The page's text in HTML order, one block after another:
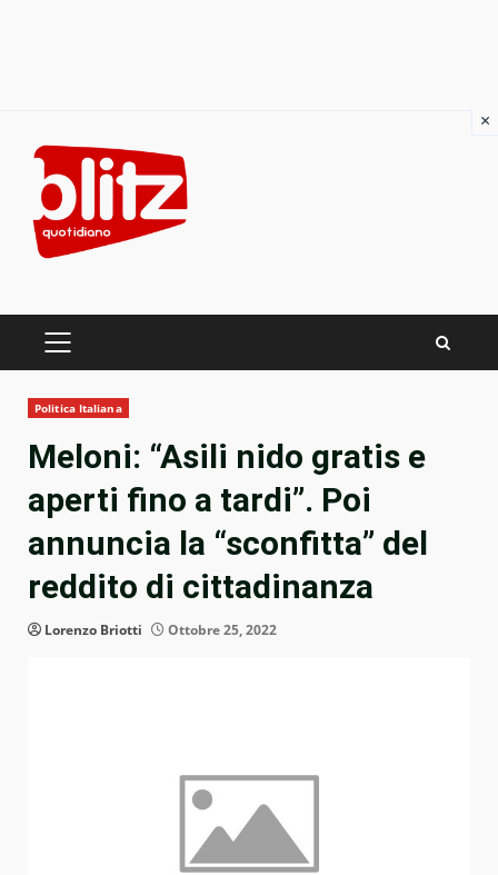
content
PRIMARY
Politica Italiana
Meloni: “Asili nido gratis e
aperti fino a tardi”. Poi
annuncia la “sconfitta” del
reddito di cittadinanza
Lorenzo Briotti Ottobre 25, 2022
×